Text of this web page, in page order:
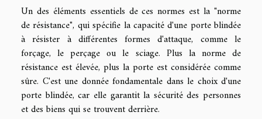
Un des éléments essentiels de ces normes est la "norme
de résistance", qui spécifie la capacité d'une porte blindée
à résister à différentes formes d'attaque, comme le
forçage, le perçage ou le sciage. Plus la norme de
résistance est élevée, plus la porte est considérée comme
sûre. C'est une donnée fondamentale dans le choix d'une
porte blindée, car elle garantit la sécurité des personnes
et des biens qui se trouvent derrière.